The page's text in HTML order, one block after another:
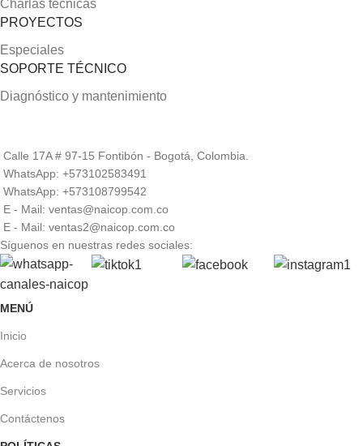
Charlas técnicas
PROYECTOS
Especiales
SOPORTE TÉCNICO
Diagnóstico y mantenimiento
Calle 17A # 97-15 Fontibón - Bogotá, Colombia.
WhatsApp: +573102583491
WhatsApp: +573108799542
E - Mail: ventas@naicop.com.co
E - Mail: ventas2@naicop.com.co
Síguenos en nuestras redes sociales:
MENÚ
Inicio
Acerca de nosotros
Servicios
Contáctenos